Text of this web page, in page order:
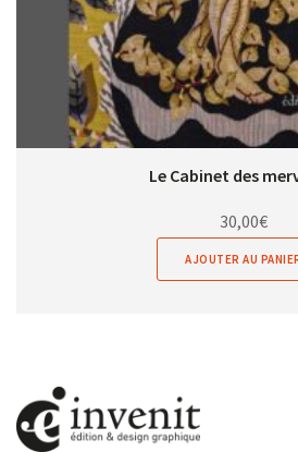
Le Cabinet des
30,00€
AJOUTER AU